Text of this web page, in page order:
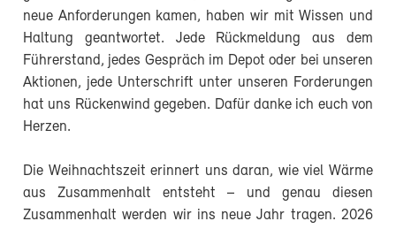
neue Anforderungen kamen, haben wir mit Wissen und
Haltung geantwortet. Jede Rückmeldung aus dem
Führerstand, jedes Gespräch im Depot oder bei unseren
Aktionen, jede Unterschrift unter unseren Forderungen
hat uns Rückenwind gegeben. Dafür danke ich euch von
Herzen.
Die Weihnachtszeit erinnert uns daran, wie viel Wärme
aus Zusammenhalt entsteht – und genau diesen
Zusammenhalt werden wir ins neue Jahr tragen. 2026